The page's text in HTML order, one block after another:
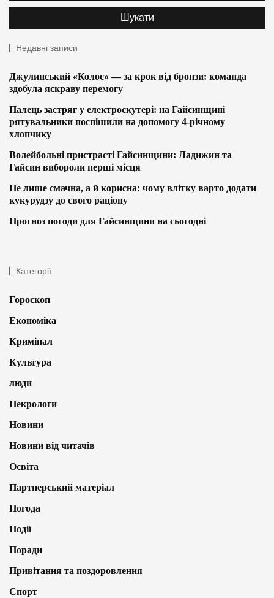
Недавні записи
Джулинський «Колос» — за крок від бронзи: команда
здобула яскраву перемогу
Палець застряг у електроскутері: на Гайсинщині
рятувальники поспішили на допомогу 4-річному
хлопчику
Волейбольні пристрасті Гайсинщини: Ладижин та
Гайсин вибороли перші місця
Не лише смачна, а й корисна: чому влітку варто додати
кукурудзу до свого раціону
Прогноз погоди для Гайсинщини на сьогодні
Категорії
Гороскоп
Економіка
Кримінал
Культура
люди
Некрологи
Новини
Новини від читачів
Освіта
Партнерський матеріал
Погода
Події
Поради
Привітання та поздоровлення
Спорт